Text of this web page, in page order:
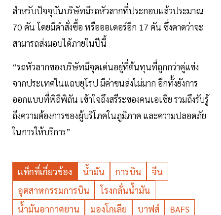
สำหรับปัจจุบันบริษัทมีรถหัวลากที่ประกอบแล้วประมาณ
70 คัน โดยมีคำสั่งซื้อ หรือออเดอร์อีก 17 คัน ซึ่งคาดว่าจะ
สามารถส่งมอบได้ภายในปีนี้
“รถหัวลากของบริษัทมีจุดเด่นอยู่ที่ต้นทุนที่ถูกกว่าคู่แข่ง
จากประเทศในแถบยุโรป มีค่าขนส่งไม่มาก อีกทั้งยังการ
ออกแบบที่พิถีพิถัน เข้าใจถึงสรีระของคนเอเชีย รวมถึงรับรู้
ถึงความต้องการของผู้บริโภคในภูมิภาค และความปลอดภัย
ในการให้บริการ”
แท็กที่เกี่ยวข้อง น้ำมัน การบิน
จีน
อุตสาหกรรมการบิน
โรงกลั่นน้ำมัน
น้ำมันอากาศยาน
มองโกเลีย บาฟส์ BAFS